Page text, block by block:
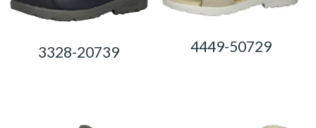
3328-20739 4449-50729